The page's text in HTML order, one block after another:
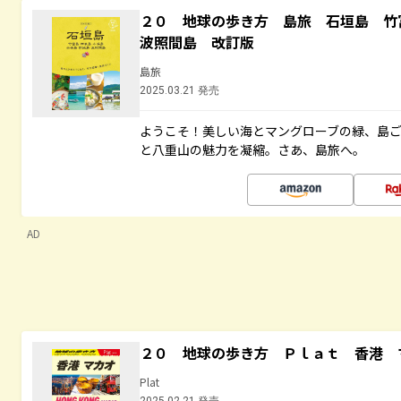
２０ 地球の歩き方 島旅 石垣島
波照間島 改訂版
島旅
2025.03.21 発売
ようこそ！美しい海とマングローブの緑、島
と八重山の魅力を凝縮。さあ、島旅へ。
AD
２０ 地球の歩き方 Ｐｌａｔ 香港
Plat